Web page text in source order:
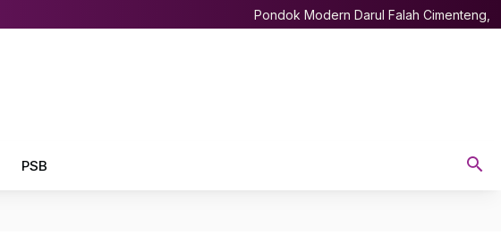
Pondok Modern Darul Falah Cimenteng, Bukan
PSB